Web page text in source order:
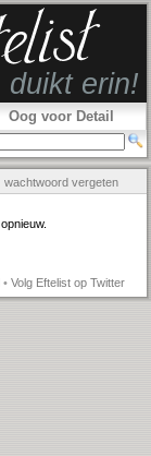
Oog voor Detail
wachtwoord vergeten
• Volg Eftelist op Twitter